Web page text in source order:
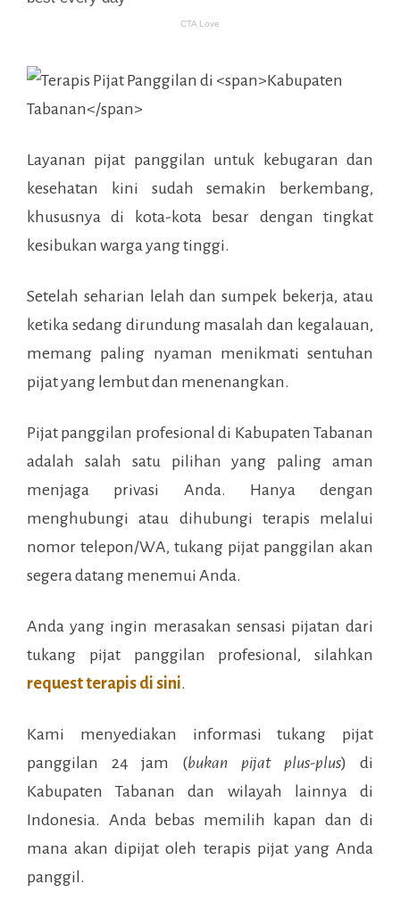
Layanan pijat panggilan untuk kebugaran dan
kesehatan kini sudah semakin berkembang,
khususnya di kota-kota besar dengan tingkat
kesibukan warga yang tinggi.
Setelah seharian lelah dan sumpek bekerja, atau
ketika sedang dirundung masalah dan kegalauan,
memang paling nyaman menikmati sentuhan
pijat yang lembut dan menenangkan.
Pijat panggilan profesional di Kabupaten Tabanan
adalah salah satu pilihan yang paling aman
menjaga privasi Anda. Hanya dengan
menghubungi atau dihubungi terapis melalui
nomor telepon/WA, tukang pijat panggilan akan
segera datang menemui Anda.
Anda yang ingin merasakan sensasi pijatan dari
tukang pijat panggilan profesional, silahkan
request terapis di sini.
Kami menyediakan informasi tukang pijat
panggilan 24 jam (bukan pijat plus-plus) di
Kabupaten Tabanan dan wilayah lainnya di
Indonesia. Anda bebas memilih kapan dan di
mana akan dipijat oleh terapis pijat yang Anda
panggil.